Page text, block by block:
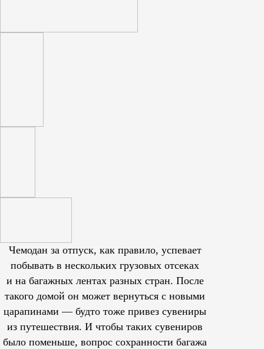
Чемодан за отпуск, как правило, успевает
побывать в нескольких грузовых отсеках
и на багажных лентах разных стран. После
такого домой он может вернуться с новыми
царапинами — будто тоже привез сувениры
из путешествия. И чтобы таких сувениров
было поменьше, вопрос сохранности багажа